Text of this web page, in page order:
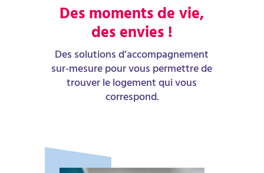
Des moments de vie,
des envies !
Des solutions d’accompagnement
sur-mesure pour vous permettre de
trouver le logement qui vous
correspond.